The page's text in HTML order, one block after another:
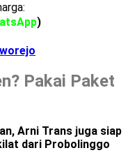
)
Pakai Paket
Arni Trans juga siap
dari Probolinggo